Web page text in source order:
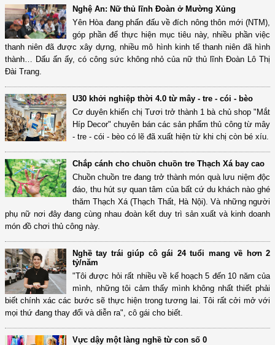
Nghệ An: Nữ thủ lĩnh Đoàn ở Mường Xủng
Yên Hòa đang phấn đấu về đích nông thôn mới (NTM),
góp phần để thực hiện mục tiêu này, nhiều phần việc
thanh niên đã được xây dựng, nhiều mô hình kinh tế thanh niên đã hình
thành… Dấu ấn ấy, có công sức không nhỏ của nữ thủ lĩnh Đoàn Lô Thị
Đài Trang.
U30 khởi nghiệp thời 4.0 từ mây - tre - cói - bèo
Cơ duyên khiến chị Tươi trở thành 1 bà chủ shop "Mắt
Híp Decor" chuyên bán các sản phẩm thủ công từ mây
- tre - cói - bèo có lẽ đã xuất hiện từ khi chị còn bé xíu.
Chắp cánh cho chuồn chuồn tre Thạch Xá bay cao
Chuồn chuồn tre đang trở thành món quà lưu niệm độc
đáo, thu hút sự quan tâm của bất cứ du khách nào ghé
thăm Thạch Xá (Thạch Thất, Hà Nội). Và những người
phụ nữ nơi đây đang cùng nhau đoàn kết duy trì sản xuất và kinh doanh
món đồ chơi thủ công này.
Nghề tay trái giúp cô gái 24 tuổi mang về hơn 2
tỷ/năm
"Tôi được hỏi rất nhiều về kế hoạch 5 đến 10 năm của
mình, những tôi cảm thấy mình không nhất thiết phải
biết chính xác các bước sẽ thực hiện trong tương lai. Tôi rất cởi mở với
mọi thứ đang thay đổi và diễn ra", cô gái cho biết.
Vực dậy một làng nghề từ con số 0